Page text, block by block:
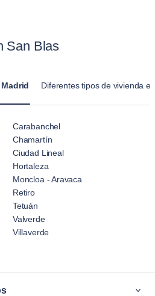
Estos apartamentos en San Blas
San Blas
Diferentes tipos de vivienda
Carabanchel
Chamartín
Ciudad Lineal
Hortaleza
Moncloa - Aravaca
Retiro
Tetuán
Valverde
Villaverde